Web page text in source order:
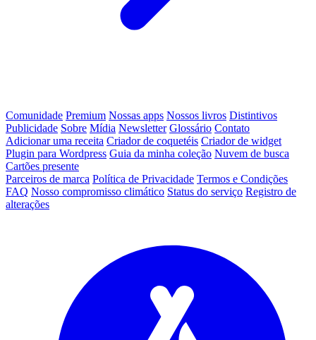
Comunidade Premium Nossas apps Nossos livros Distintivos
Publicidade Sobre Mídia Newsletter Glossário Contato
Adicionar uma receita Criador de coquetéis Criador de widget
Plugin para Wordpress Guia da minha coleção Nuvem de busca
Cartões presente
Parceiros de marca Política de Privacidade Termos e Condições
FAQ Nosso compromisso climático Status do serviço Registro de
alterações